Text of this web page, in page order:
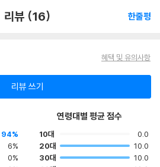
리뷰 (16) 한줄평
혜택 및 유의사항
리뷰 쓰기
94%
6%
0%
연령대별 평균 점수
10대
0.0
20대
10.0
30대
10.0